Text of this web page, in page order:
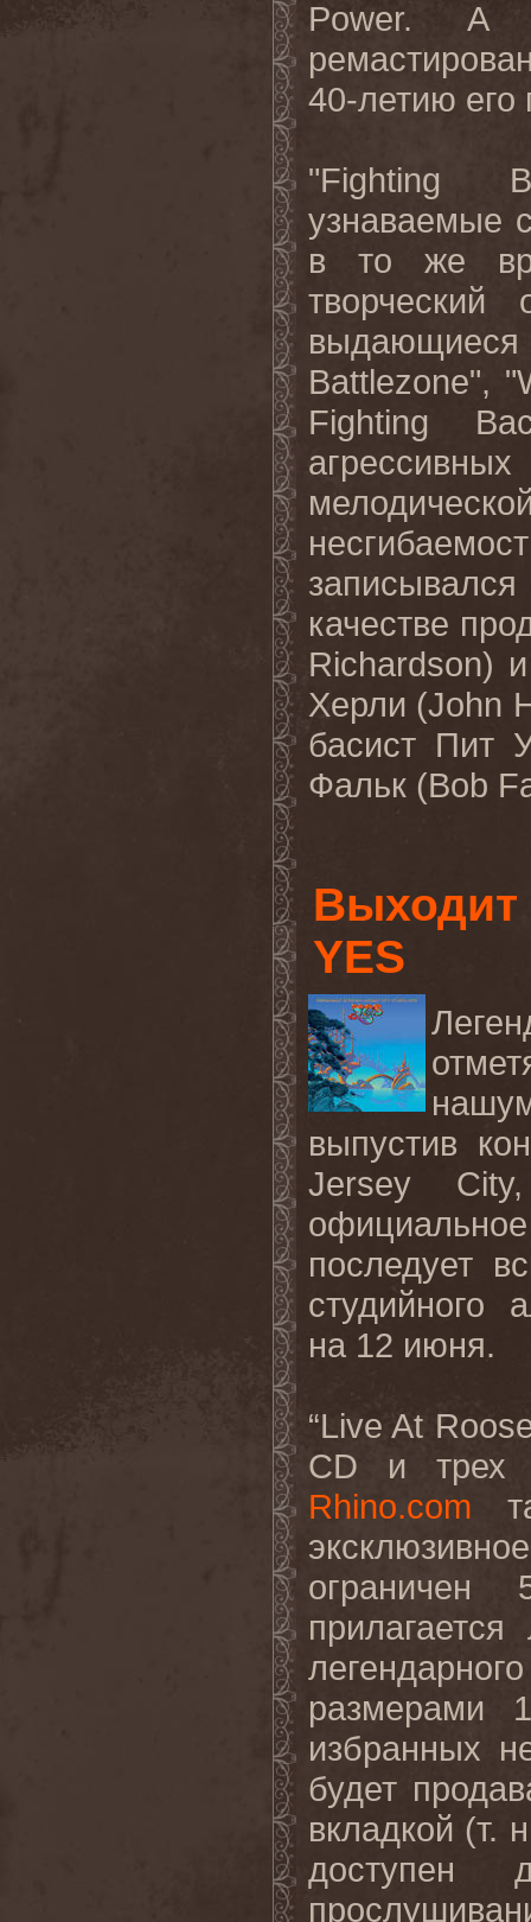
Power. А
40-летию его
"Fighting
узнаваемые
в то же
Battlezone",
Fighting
качестве
Richardson)
Херли (John
басист Пит
Фальк (Bob
Выходит
YES
выпустив
Jersey
последует
студийного
на 12 июня.
“Live At
CD и трех
Rhino.com
ограничен
размерами
избранных
будет
вкладкой (т.
доступен